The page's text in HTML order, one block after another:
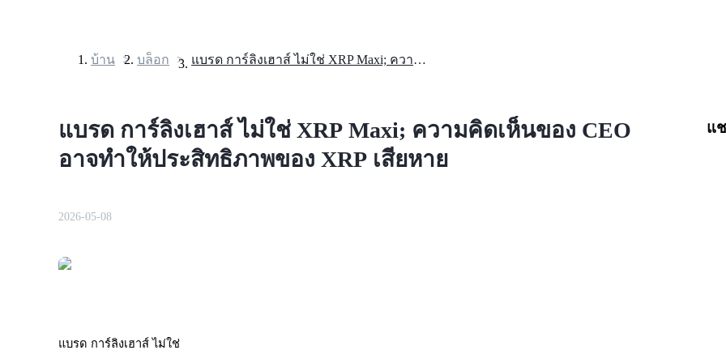
บ้าน > บล็อก > แบรด การ์ลิงเฮาส์ ไม่ใช่ XRP Maxi; ความคิดเห็นของ CEO อาจทำให้ประสิทธิภาพของ XRP เสียหาย
แบรด การ์ลิงเฮาส์ ไม่ใช่ XRP Maxi; ความคิดเห็นของ CEO
อาจทำให้ประสิทธิภาพของ XRP เสียหาย
2026-05-08
แบรด การ์ลิงเฮาส์ ไม่ใช่
แ